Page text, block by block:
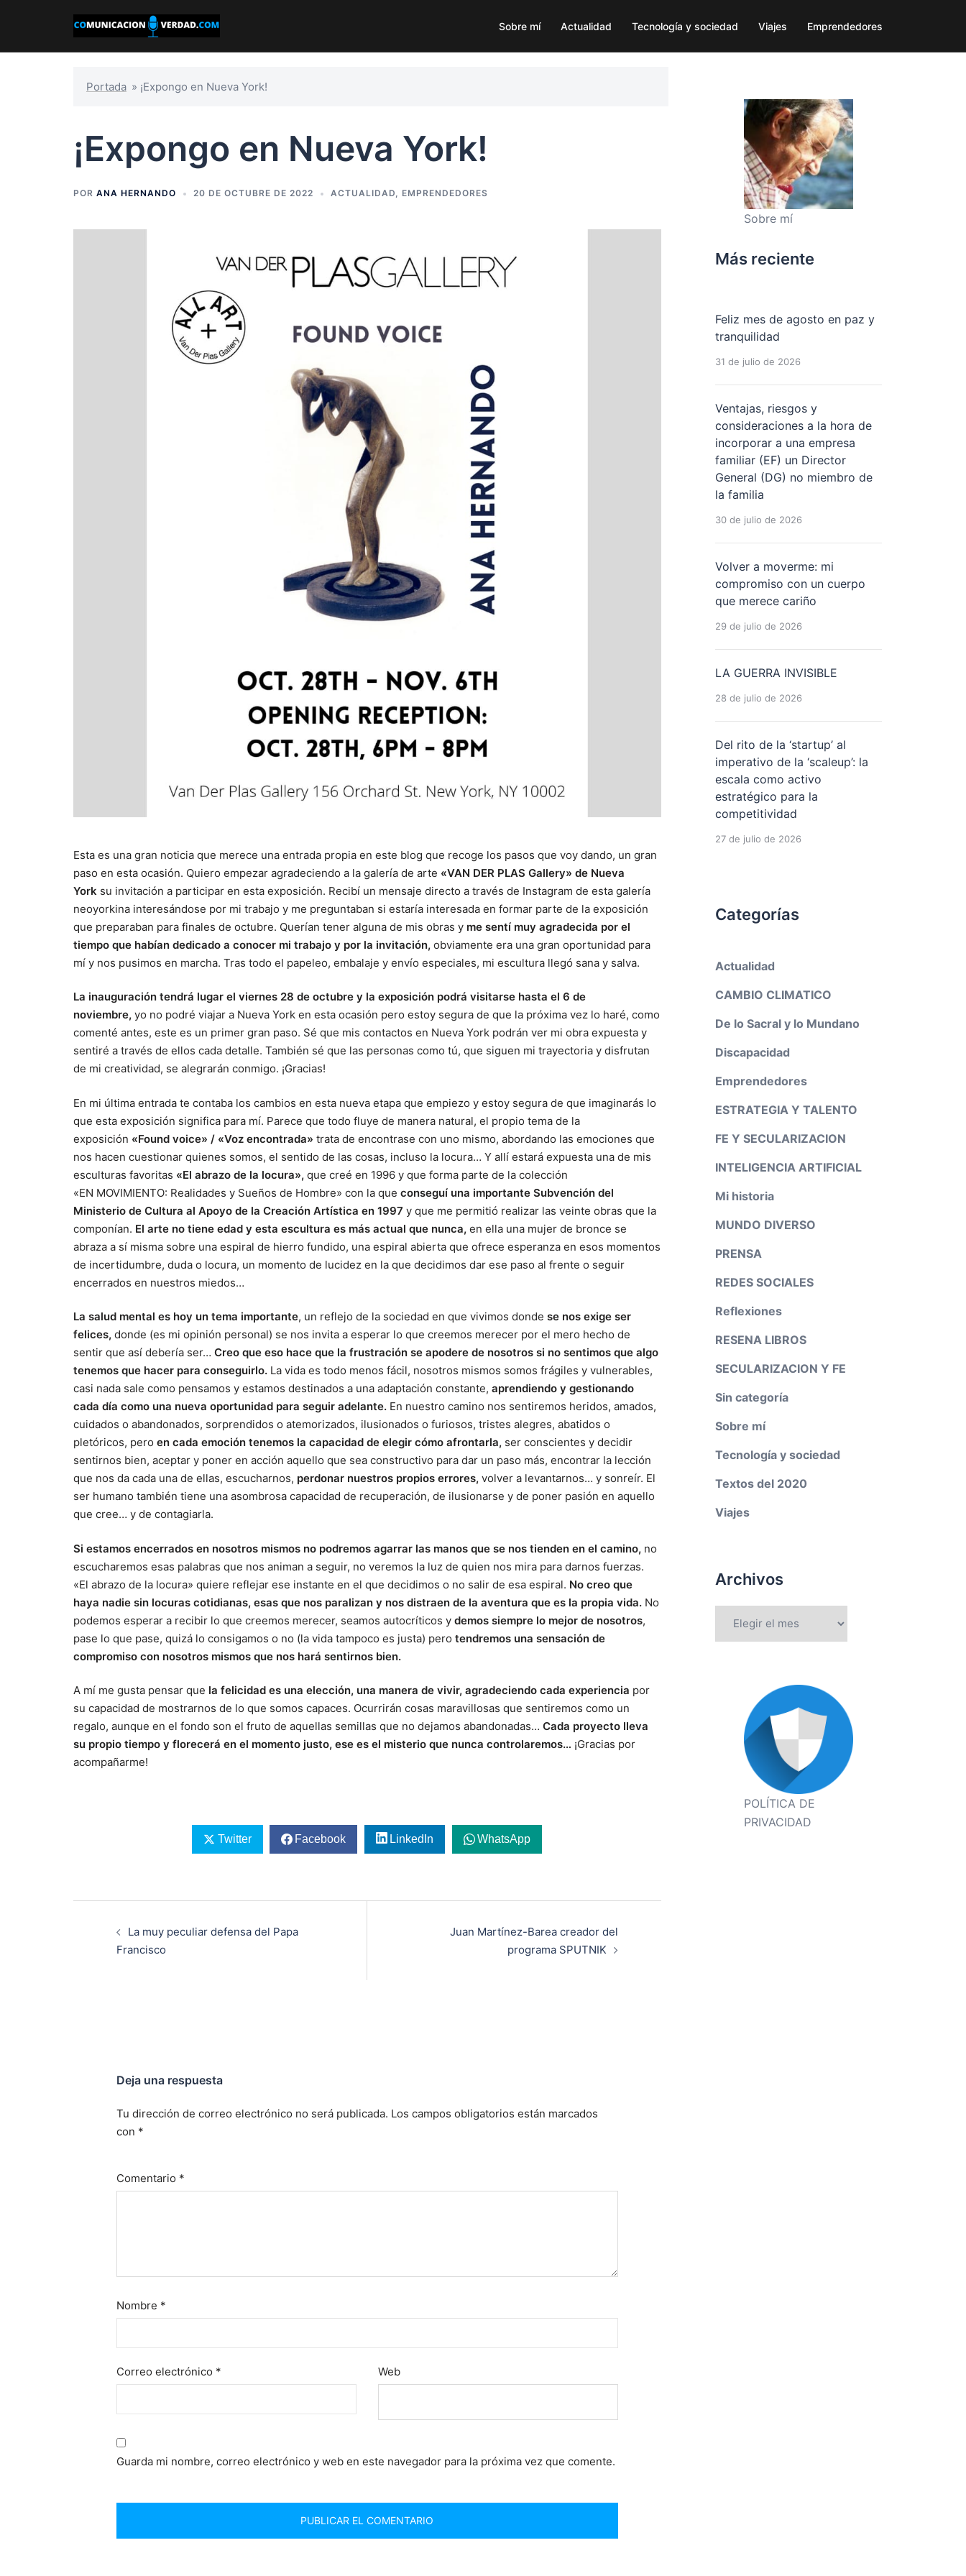
Sobre mí Actualidad Tecnología y sociedad Viajes Emprendedores
Portada » ¡Expongo en Nueva York!
¡Expongo en Nueva York!
POR ANA HERNANDO 20 DE OCTUBRE DE 2022 ACTUALIDAD, EMPRENDEDORES
Esta es una gran noticia que merece una entrada propia en este blog que recoge los pasos que voy dando, un gran
paso en esta ocasión. Quiero empezar agradeciendo a la galería de arte «VAN DER PLAS Gallery» de Nueva
York su invitación a participar en esta exposición. Recibí un mensaje directo a través de Instagram de esta galería
neoyorkina interesándose por mi trabajo y me preguntaban si estaría interesada en formar parte de la exposición
que preparaban para finales de octubre. Querían tener alguna de mis obras y me sentí muy agradecida por el
tiempo que habían dedicado a conocer mi trabajo y por la invitación, obviamente era una gran oportunidad para
mí y nos pusimos en marcha. Tras todo el papeleo, embalaje y envío especiales, mi escultura llegó sana y salva.
La inauguración tendrá lugar el viernes 28 de octubre y la exposición podrá visitarse hasta el 6 de
noviembre, yo no podré viajar a Nueva York en esta ocasión pero estoy segura de que la próxima vez lo haré, como
comenté antes, este es un primer gran paso. Sé que mis contactos en Nueva York podrán ver mi obra expuesta y
sentiré a través de ellos cada detalle. También sé que las personas como tú, que siguen mi trayectoria y disfrutan
de mi creatividad, se alegrarán conmigo. ¡Gracias!
‍En mi última entrada te contaba los cambios en esta nueva etapa que empiezo y estoy segura de que imaginarás lo
que esta exposición significa para mí. Parece que todo fluye de manera natural, el propio tema de la
exposición «Found voice» / «Voz encontrada» trata de encontrase con uno mismo, abordando las emociones que
nos hacen cuestionar quienes somos, el sentido de las cosas, incluso la locura… Y allí estará expuesta una de mis
esculturas favoritas «El abrazo de la locura», que creé en 1996 y que forma parte de la colección
«EN MOVIMIENTO: Realidades y Sueños de Hombre» con la que conseguí una importante Subvención del
Ministerio de Cultura al Apoyo de la Creación Artística en 1997 y que me permitió realizar las veinte obras que la
componían. El arte no tiene edad y esta escultura es más actual que nunca, en ella una mujer de bronce se
abraza a sí misma sobre una espiral de hierro fundido, una espiral abierta que ofrece esperanza en esos momentos
de incertidumbre, duda o locura, un momento de lucidez en la que decidimos dar ese paso al frente o seguir
encerrados en nuestros miedos…
La salud mental es hoy un tema importante, un reflejo de la sociedad en que vivimos donde se nos exige ser
felices, donde (es mi opinión personal) se nos invita a esperar lo que creemos merecer por el mero hecho de
sentir que así debería ser… Creo que eso hace que la frustración se apodere de nosotros si no sentimos que algo
tenemos que hacer para conseguirlo. La vida es todo menos fácil, nosotros mismos somos frágiles y vulnerables,
casi nada sale como pensamos y estamos destinados a una adaptación constante, aprendiendo y gestionando
cada día como una nueva oportunidad para seguir adelante. En nuestro camino nos sentiremos heridos, amados,
cuidados o abandonados, sorprendidos o atemorizados, ilusionados o furiosos, tristes alegres, abatidos o
pletóricos, pero en cada emoción tenemos la capacidad de elegir cómo afrontarla, ser conscientes y decidir
sentirnos bien, aceptar y poner en acción aquello que sea constructivo para dar un paso más, encontrar la lección
que nos da cada una de ellas, escucharnos, perdonar nuestros propios errores, volver a levantarnos… y sonreír. El
ser humano también tiene una asombrosa capacidad de recuperación, de ilusionarse y de poner pasión en aquello
que cree… y de contagiarla.
Si estamos encerrados en nosotros mismos no podremos agarrar las manos que se nos tienden en el camino, no
escucharemos esas palabras que nos animan a seguir, no veremos la luz de quien nos mira para darnos fuerzas.
«El abrazo de la locura» quiere reflejar ese instante en el que decidimos o no salir de esa espiral. No creo que
haya nadie sin locuras cotidianas, esas que nos paralizan y nos distraen de la aventura que es la propia vida. No
podemos esperar a recibir lo que creemos merecer, seamos autocríticos y demos siempre lo mejor de nosotros,
pase lo que pase, quizá lo consigamos o no (la vida tampoco es justa) pero tendremos una sensación de
compromiso con nosotros mismos que nos hará sentirnos bien.
A mí me gusta pensar que la felicidad es una elección, una manera de vivir, agradeciendo cada experiencia por
su capacidad de mostrarnos de lo que somos capaces. Ocurrirán cosas maravillosas que sentiremos como un
regalo, aunque en el fondo son el fruto de aquellas semillas que no dejamos abandonadas… Cada proyecto lleva
su propio tiempo y florecerá en el momento justo, ese es el misterio que nunca controlaremos… ¡Gracias por
acompañarme!
Twitter Facebook LinkedIn WhatsApp
entradas
La muy peculiar defensa del Papa
Francisco
Juan Martínez-Barea creador del
programa SPUTNIK
Deja una respuesta
Tu dirección de correo electrónico no será publicada. Los campos obligatorios están marcados
con *
Comentario *
Nombre *
Correo electrónico * Web
Guarda mi nombre, correo electrónico y web en este navegador para la próxima vez que comente.
Sobre mí
Más reciente
Feliz mes de agosto en paz y
tranquilidad
31 de julio de 2026
Ventajas, riesgos y
consideraciones a la hora de
incorporar a una empresa
familiar (EF) un Director
General (DG) no miembro de
la familia
30 de julio de 2026
Volver a moverme: mi
compromiso con un cuerpo
que merece cariño
29 de julio de 2026
LA GUERRA INVISIBLE
28 de julio de 2026
Del rito de la ‘startup’ al
imperativo de la ‘scaleup’: la
escala como activo
estratégico para la
competitividad
27 de julio de 2026
Categorías
Actualidad
CAMBIO CLIMATICO
De lo Sacral y lo Mundano
Discapacidad
Emprendedores
ESTRATEGIA Y TALENTO
FE Y SECULARIZACION
INTELIGENCIA ARTIFICIAL
Mi historia
MUNDO DIVERSO
PRENSA
REDES SOCIALES
Reflexiones
RESENA LIBROS
SECULARIZACION Y FE
Sin categoría
Sobre mí
Tecnología y sociedad
Textos del 2020
Viajes
Archivos
POLÍTICA DE
PRIVACIDAD